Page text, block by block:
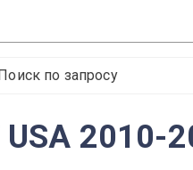
по запросу
2010-